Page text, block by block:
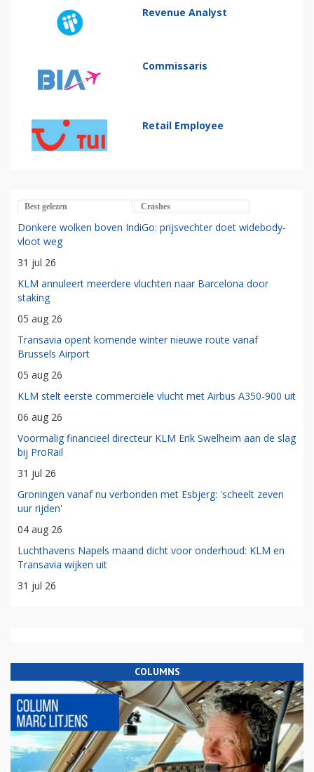
Revenue Analyst
Commissaris
Retail Employee
Best gelezen Crashes
Donkere wolken boven IndiGo: prijsvechter doet widebody-
vloot weg
31 jul 26
KLM annuleert meerdere vluchten naar Barcelona door
staking
05 aug 26
Transavia opent komende winter nieuwe route vanaf
Brussels Airport
05 aug 26
KLM stelt eerste commerciële vlucht met Airbus A350-900 uit
06 aug 26
Voormalig financieel directeur KLM Erik Swelheim aan de slag
bij ProRail
31 jul 26
Groningen vanaf nu verbonden met Esbjerg: 'scheelt zeven
uur rijden'
04 aug 26
Luchthavens Napels maand dicht voor onderhoud: KLM en
Transavia wijken uit
31 jul 26
COLUMNS